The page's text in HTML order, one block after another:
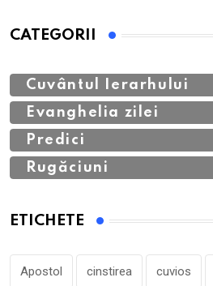
CATEGORII
Cuvântul Ierarhului
Evanghelia zilei
Predici
Rugăciuni
ETICHETE
Apostol cinstirea cuvios